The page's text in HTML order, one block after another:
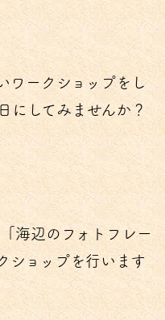
ワークショップをし
にしてみませんか？
海辺のフォトフレー
ショップを行います